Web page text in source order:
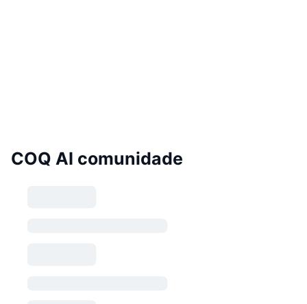
COQ AI comunidade